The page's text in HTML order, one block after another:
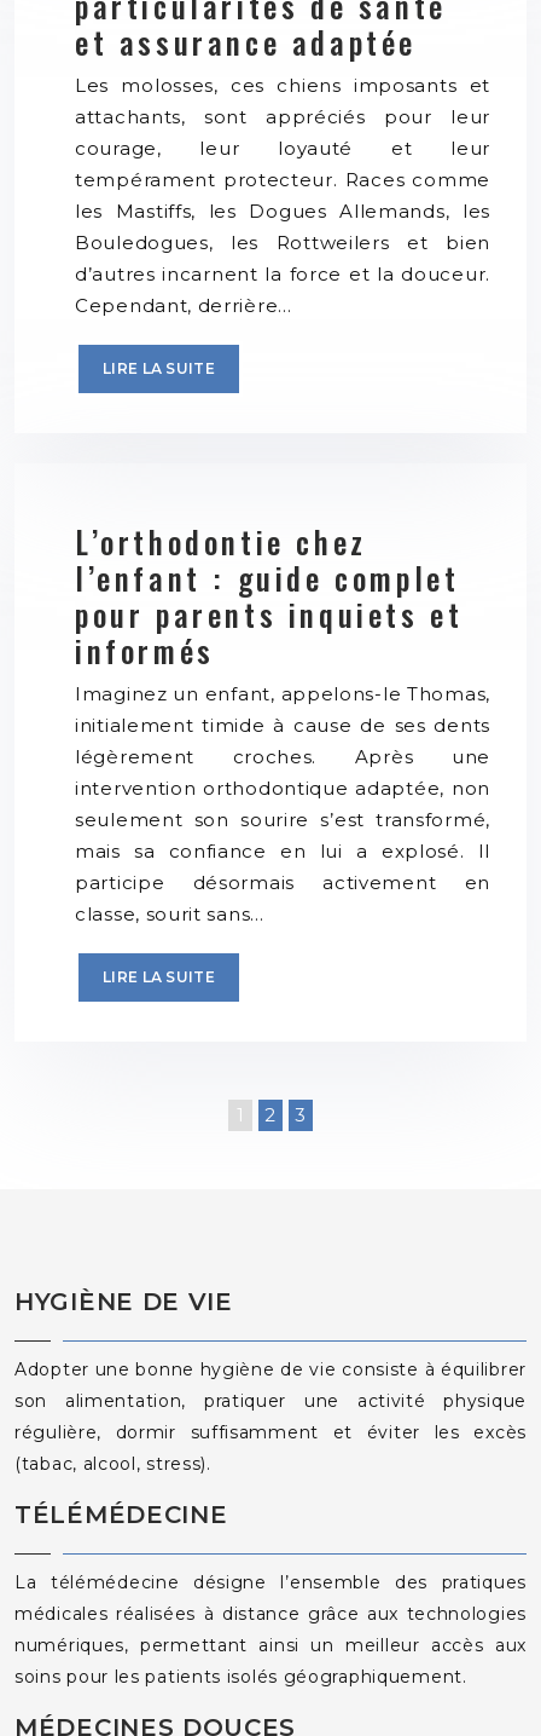
et assurance adaptée
Les molosses, ces chiens imposants et
attachants, sont appréciés pour leur
courage, leur loyauté et leur
tempérament protecteur. Races comme
les Mastiffs, les Dogues Allemands, les
Bouledogues, les Rottweilers et bien
d’autres incarnent la force et la douceur.
Cependant, derrière…
LIRE LA SUITE
L’orthodontie chez
l’enfant : guide complet
pour parents inquiets et
informés
Imaginez un enfant, appelons-le Thomas,
initialement timide à cause de ses dents
légèrement croches. Après une
intervention orthodontique adaptée, non
seulement son sourire s’est transformé,
mais sa confiance en lui a explosé. Il
participe désormais activement en
classe, sourit sans…
LIRE LA SUITE
1 2 3
HYGIÈNE DE VIE
Adopter une bonne hygiène de vie consiste à équilibrer
son alimentation, pratiquer une activité physique
régulière, dormir suffisamment et éviter les excès
(tabac, alcool, stress).
TÉLÉMÉDECINE
La télémédecine désigne l’ensemble des pratiques
médicales réalisées à distance grâce aux technologies
numériques, permettant ainsi un meilleur accès aux
soins pour les patients isolés géographiquement.
MÉDECINES DOUCES